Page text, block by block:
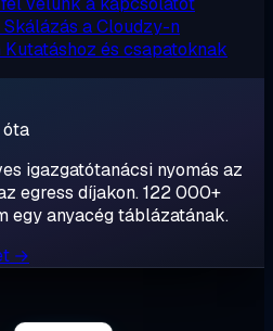
Skálázás a Cloudzy-n
Kutatáshoz és csapatoknak
igazgatótanácsi nyomás az
egress díjakon. 122 000+
egy anyacég táblázatának.
→